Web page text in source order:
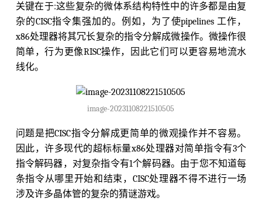
关键在于:这些复杂的微体系结构特性中的许多都是由复
杂的CISC指令集强加的。例如，为了使pipelines 工作，
x86处理器将其冗长复杂的指令分解成微操作。微操作很
简单，行为更像RISC操作，因此它们可以更容易地流水
线化。
image-20231108221510505
问题是把CISC指令分解成更简单的微观操作并不容易。
因此，许多现代的超标标量x86处理器对简单指令有3个
指令解码器，对复杂指令有1个解码器。由于您不知道每
条指令从哪里开始和结束，CISC处理器不得不进行一场
涉及许多晶体管的复杂的猜谜游戏。